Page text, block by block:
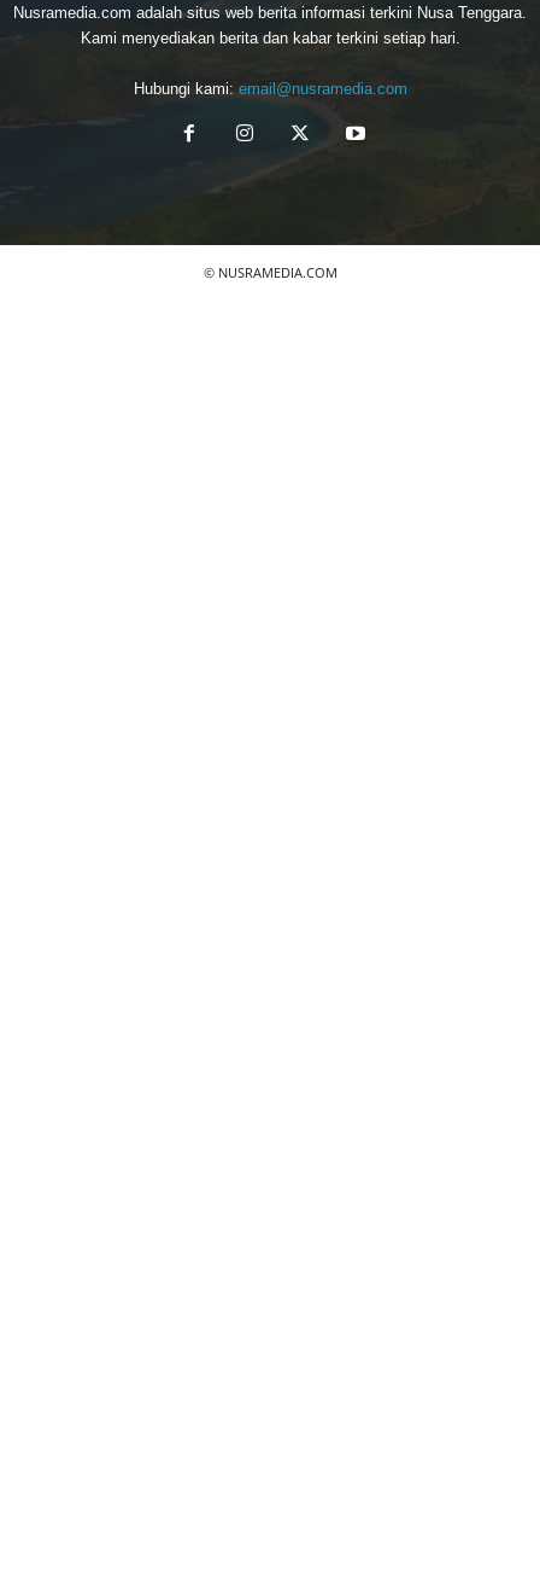
Nusramedia.com adalah situs web berita informasi terkini Nusa Tenggara.
Kami menyediakan berita dan kabar terkini setiap hari.
Hubungi kami: email@nusramedia.com
© NUSRAMEDIA.COM